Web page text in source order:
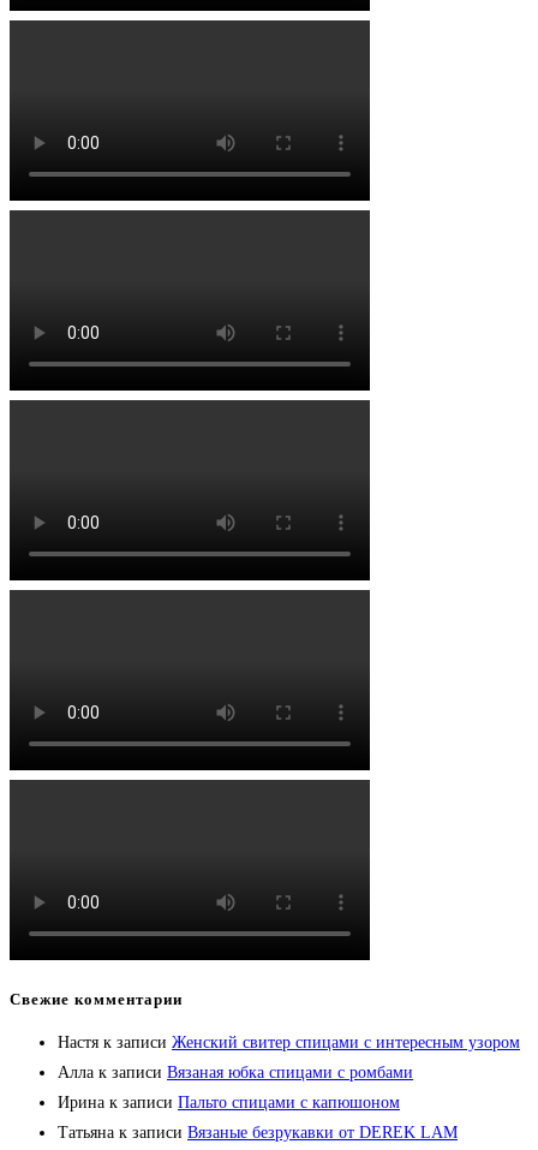
Свежие комментарии
Настя к записи Женский свитер спицами с интересным узором
Алла к записи Вязаная юбка спицами с ромбами
Ирина к записи Пальто спицами с капюшоном
Татьяна к записи Вязаные безрукавки от DEREK LAM